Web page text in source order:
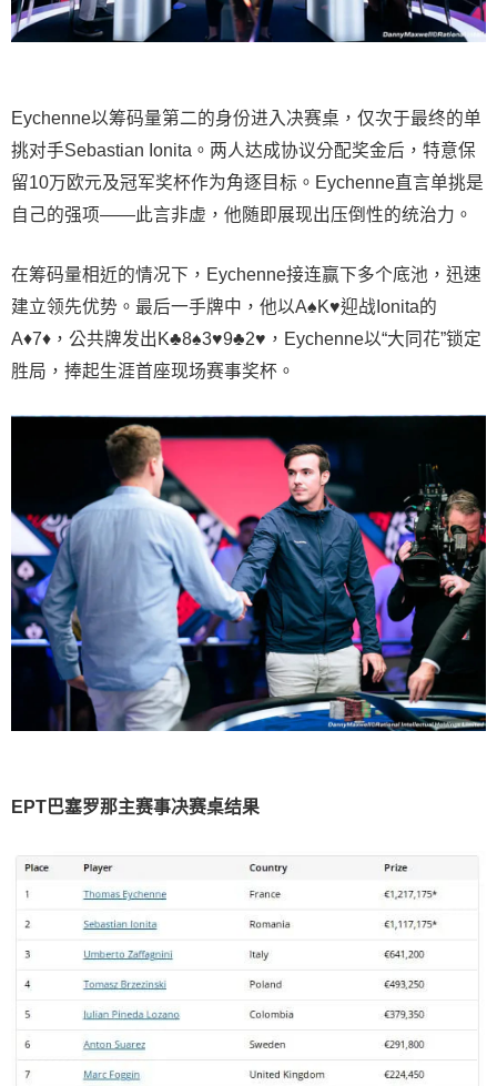
Eychenne以筹码量第二的身份进入决赛桌，仅次于最终的单
挑对手Sebastian Ionita。两人达成协议分配奖金后，特意保
留10万欧元及冠军奖杯作为角逐目标。Eychenne直言单挑是
自己的强项——此言非虚，他随即展现出压倒性的统治力。
在筹码量相近的情况下，Eychenne接连赢下多个底池，迅速
建立领先优势。最后一手牌中，他以A♠K♥迎战Ionita的
A♦7♦，公共牌发出K♣8♠3♥9♣2♥，Eychenne以“大同花”锁定
胜局，捧起生涯首座现场赛事奖杯。
EPT巴塞罗那主赛事决赛桌结果